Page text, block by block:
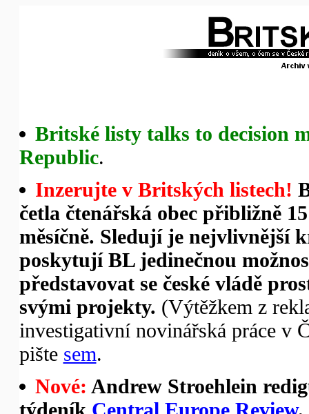
Britské listy talks to decision
Republic.
Inzerujte v Britských listech!
četla čtenářská obec přibližně
měsíčně. Sledují je nejvlivnější
poskytují BL jedinečnou
představovat se české vládě
svými projekty. (Výtěžkem z
investigativní novinářská práce v
pište sem.
Nové: Andrew Stroehlein